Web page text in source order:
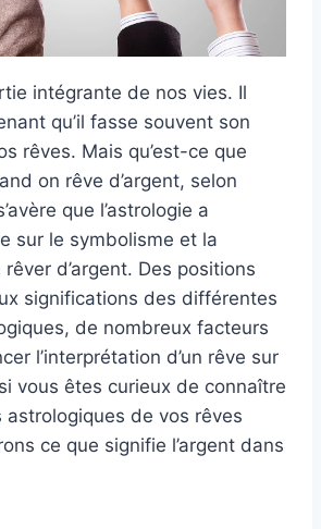
intégrante de nos vies. Il
qu’il fasse souvent son
rêves. Mais qu’est-ce que
on rêve d’argent, selon
que l’astrologie a
sur le symbolisme et la
d’argent. Des positions
significations des différentes
de nombreux facteurs
l’interprétation d’un rêve sur
vous êtes curieux de connaître
astrologiques de vos rêves
ce que signifie l’argent dans